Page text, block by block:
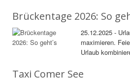
Brückentage 2026: So
25.12.2025 -
maximieren.
Urlaub
Taxi Comer See